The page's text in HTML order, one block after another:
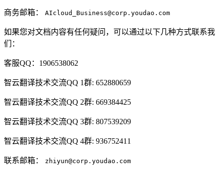
商务邮箱： AIcloud_Business@corp.youdao.com
如果您对文档内容有任何疑问，可以通过以下几种方式联系我
们：
客服QQ：1906538062
智云翻译技术交流QQ 1群: 652880659
智云翻译技术交流QQ 2群: 669384425
智云翻译技术交流QQ 3群: 807539209
智云翻译技术交流QQ 4群: 936752411
联系邮箱： zhiyun@corp.youdao.com